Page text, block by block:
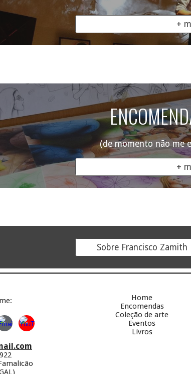
+
E
(de momento não me
+
Sobre Francisco Zamith
me:
Home
Encomendas
Coleção de arte
Eventos
Livros